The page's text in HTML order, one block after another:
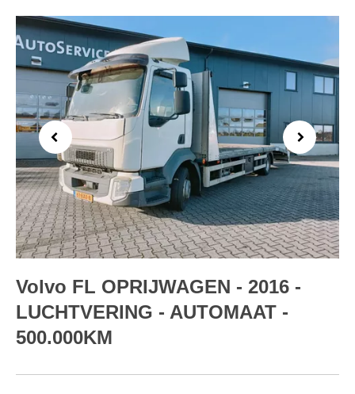
Previous Next
Volvo FL OPRIJWAGEN - 2016 -
LUCHTVERING - AUTOMAAT -
500.000KM